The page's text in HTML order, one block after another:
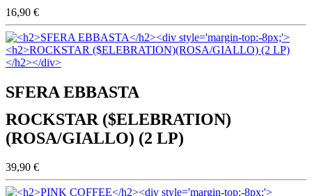
16,90 €
SFERA EBBASTA
ROCKSTAR ($ELEBRATION)
(ROSA/GIALLO) (2 LP)
39,90 €